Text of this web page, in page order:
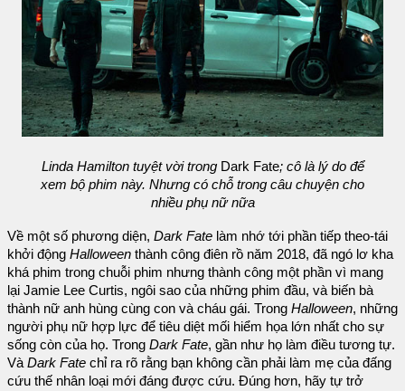
Linda Hamilton tuyệt vời trong Dark Fate; cô là lý do để
xem bộ phim này. Nhưng có chỗ trong câu chuyện cho
nhiều phụ nữ nữa
Về một số phương diện, Dark Fate làm nhớ tới phần tiếp theo-tái
khởi động Halloween thành công điên rồ năm 2018, đã ngó lơ kha
khá phim trong chuỗi phim nhưng thành công một phần vì mang
lại Jamie Lee Curtis, ngôi sao của những phim đầu, và biến bà
thành nữ anh hùng cùng con và cháu gái. Trong Halloween, những
người phụ nữ hợp lực để tiêu diệt mối hiểm họa lớn nhất cho sự
sống còn của họ. Trong Dark Fate, gần như họ làm điều tương tự.
Và Dark Fate chỉ ra rõ rằng bạn không cần phải làm mẹ của đấng
cứu thế nhân loại mới đáng được cứu. Đúng hơn, hãy tự trở